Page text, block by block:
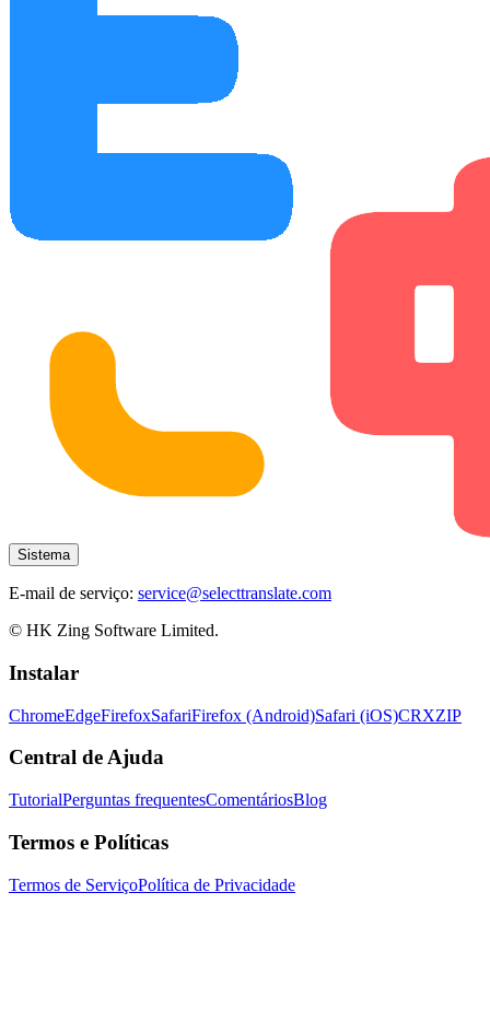
Sistema
E-mail de serviço: service@selecttranslate.com
© HK Zing Software Limited.
Instalar
ChromeEdgeFirefoxSafariFirefox (Android)Safari (iOS)CRXZIP
Central de Ajuda
TutorialPerguntas frequentesComentáriosBlog
Termos e Políticas
Termos de ServiçoPolítica de Privacidade